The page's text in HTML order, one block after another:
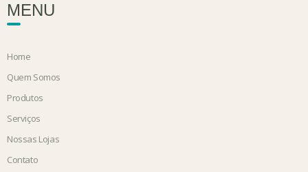
MENU
Home
Quem Somos
Produtos
Serviços
Nossas Lojas
Contato